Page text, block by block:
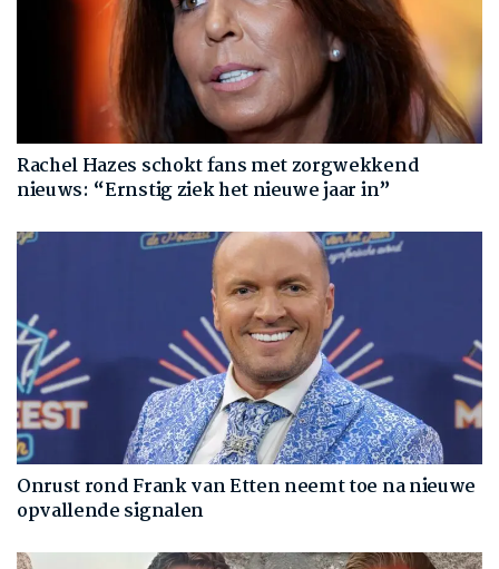
Rachel Hazes schokt fans met zorgwekkend
nieuws: “Ernstig ziek het nieuwe jaar in”
Onrust rond Frank van Etten neemt toe na nieuwe
opvallende signalen